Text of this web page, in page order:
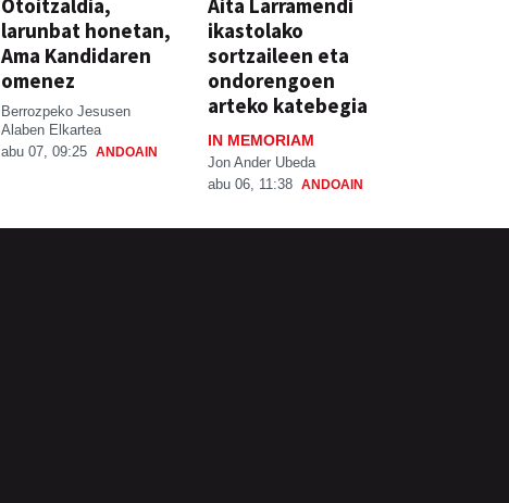
larunbat honetan,
Ama Kandidaren
omenez
Berrozpeko Jesusen
Alaben Elkartea
abu 07, 09:25 ANDOAIN
ikastolako
sortzaileen eta
ondorengoen
arteko katebegia
IN MEMORIAM
Jon Ander Ubeda
abu 06, 11:38 ANDOAIN